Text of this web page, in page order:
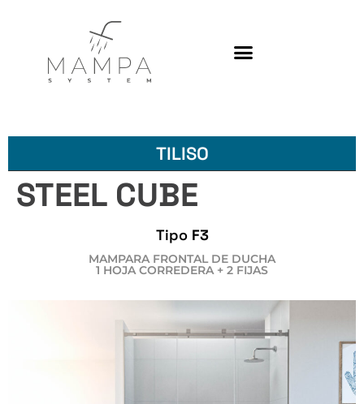
TILISO
STEEL CUBE
Tipo F3
MAMPARA FRONTAL DE DUCHA
1 HOJA CORREDERA + 2 FIJAS